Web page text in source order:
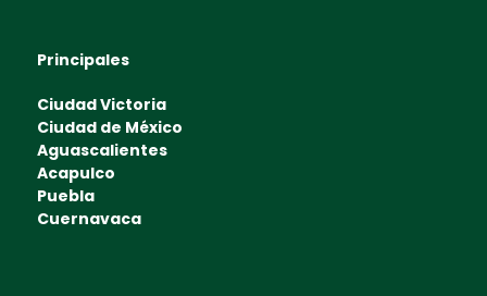
Principales
Ciudad Victoria
Ciudad de México
Aguascalientes
Acapulco
Puebla
Cuernavaca